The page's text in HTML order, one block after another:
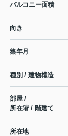
バルコニー面積
向き
築年月
種別 / 建物構造
部屋 /
所在階 / 階建て
所在地